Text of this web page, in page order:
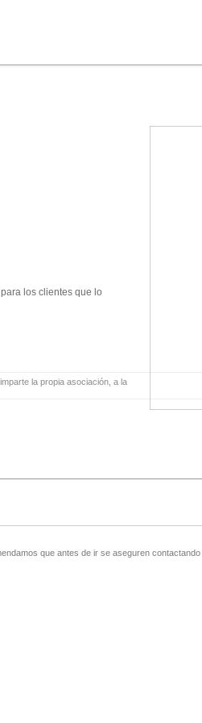
los clientes que lo
la propia asociación, a la
que antes de ir se aseguren